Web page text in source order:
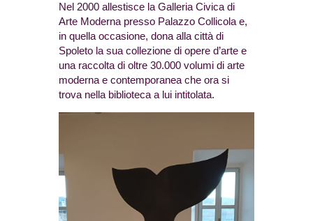
Nel 2000 allestisce la Galleria Civica di
Arte Moderna presso Palazzo Collicola e,
in quella occasione, dona alla città di
Spoleto la sua collezione di opere d’arte e
una raccolta di oltre 30.000 volumi di arte
moderna e contemporanea che ora si
trova nella biblioteca a lui intitolata.